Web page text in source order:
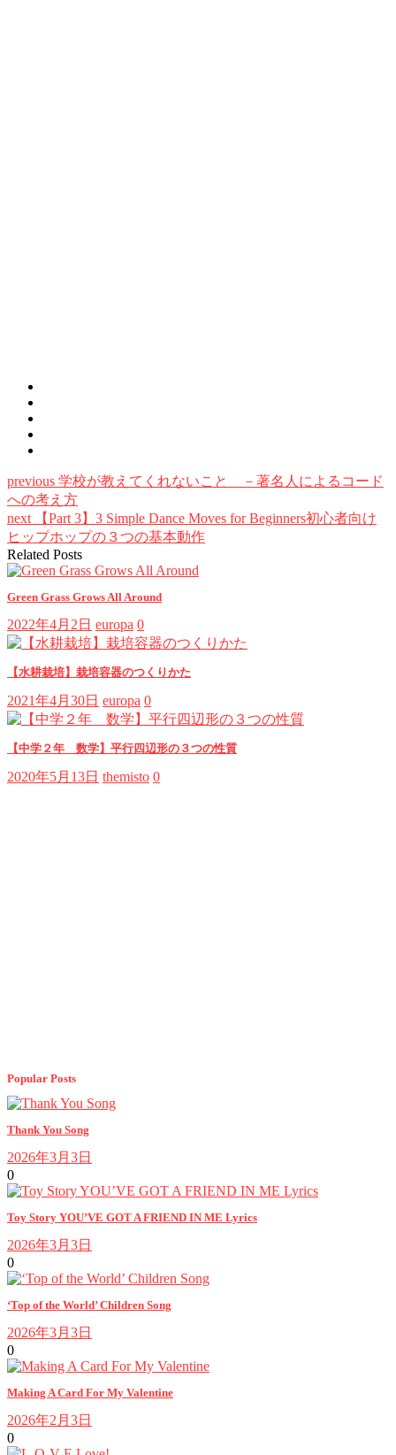
previous 学校が教えてくれないこと －著名人によるコード
への考え方
next 【Part 3】3 Simple Dance Moves for Beginners初心者向け
ヒップホップの３つの基本動作
Related Posts
Green Grass Grows All Around
2022年4月2日 europa 0
【水耕栽培】栽培容器のつくりかた
2021年4月30日 europa 0
【中学２年 数学】平行四辺形の３つの性質
2020年5月13日 themisto 0
Popular Posts
Thank You Song
2026年3月3日
0
Toy Story YOU’VE GOT A FRIEND IN ME Lyrics
2026年3月3日
0
‘Top of the World’ Children Song
2026年3月3日
0
Making A Card For My Valentine
2026年2月3日
0